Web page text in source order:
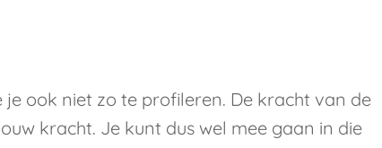
ook niet zo te profileren. De kracht van de
kracht. Je kunt dus wel mee gaan in die